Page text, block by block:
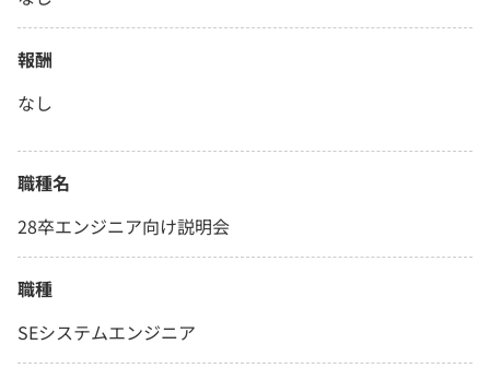
報酬
なし
職種名
28卒エンジニア向け説明会
職種
SEシステムエンジニア